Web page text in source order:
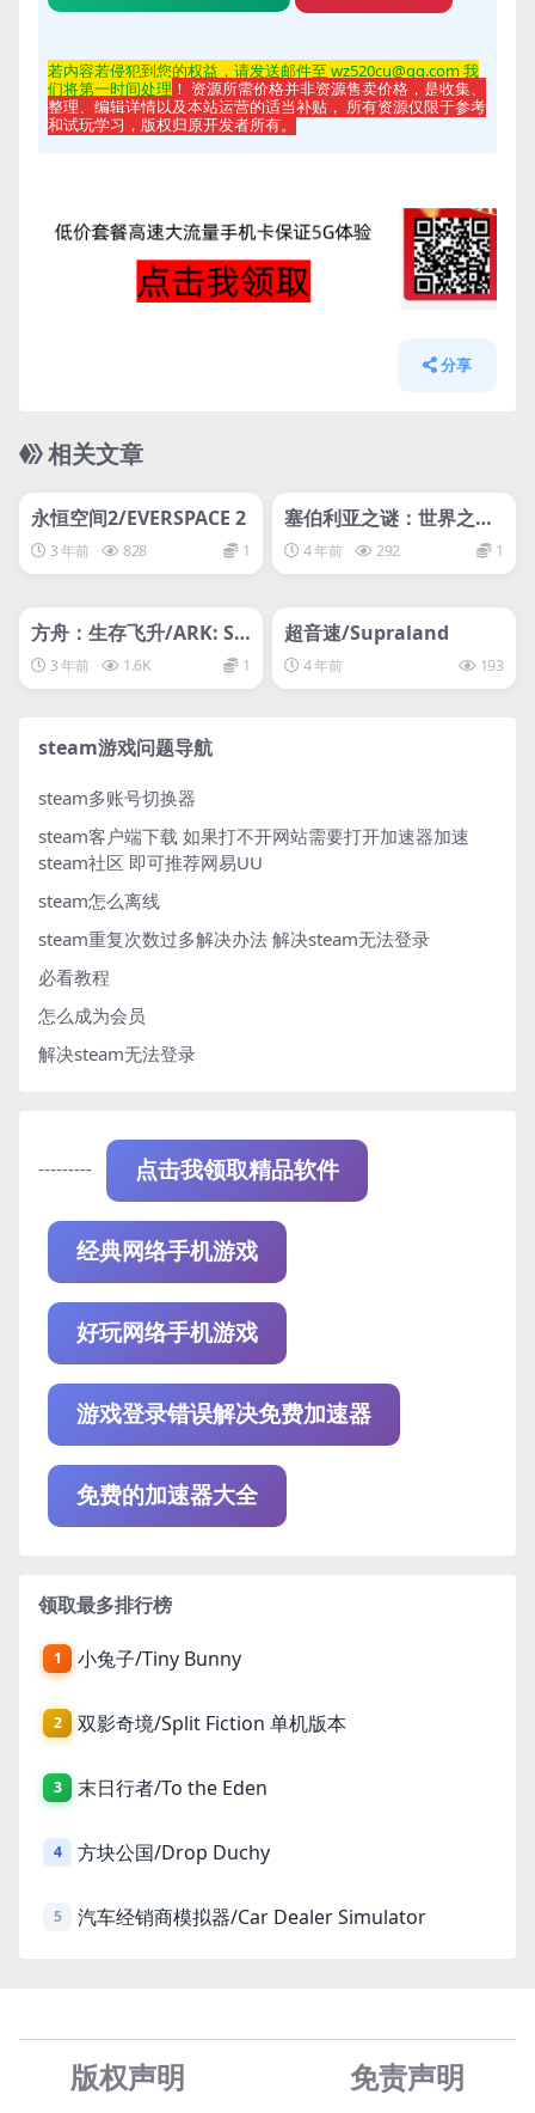
若内容若侵犯到您的权益，请发送邮件至 wz520cu@qq.com 我
们将第一时间处理 ！ 资源所需价格并非资源售卖价格，是收集、
整理、编辑详情以及本站运营的适当补贴， 所有资源仅限于参考
和试玩学习，版权归原开发者所有。
分享
相关文章
svip专属
永恒空间2/EVERSPACE 2
3 年前 828 1
svip专属
塞伯利亚之谜：世界之前/
Syberia: The World Bef
ore
4 年前 292 1
svip专属
方舟：生存飞升/ARK: Su
rvival Ascended
3 年前 1.6K 1
超音速/Supraland
4 年前 193
steam游戏问题导航
steam多账号切换器
steam客户端下载 如果打不开网站需要打开加速器加速
steam社区 即可推荐网易UU
steam怎么离线
steam重复次数过多解决办法 解决steam无法登录
必看教程
怎么成为会员
解决steam无法登录
--------- 点击我领取精品软件
经典网络手机游戏
好玩网络手机游戏
游戏登录错误解决免费加速器
免费的加速器大全
领取最多排行榜
1 小兔子/Tiny Bunny
2 双影奇境/Split Fiction 单机版本
3 末日行者/To the Eden
4 方块公国/Drop Duchy
5 汽车经销商模拟器/Car Dealer Simulator
版权声明 免责声明